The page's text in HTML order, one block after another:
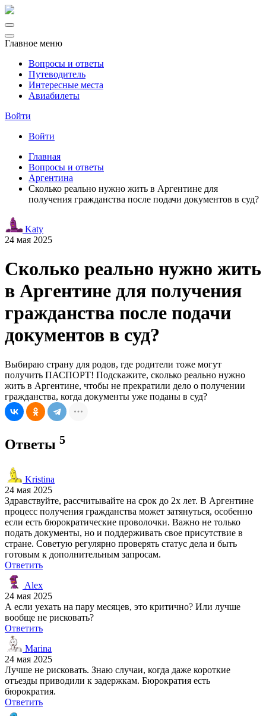
Главное меню
Вопросы и ответы
Путеводитель
Интересные места
Авиабилеты
Войти
Войти
Главная
Вопросы и ответы
Аргентина
Сколько реально нужно жить в Аргентине для
получения гражданства после подачи документов в суд?
Katy
24 мая 2025
Сколько реально нужно жить
в Аргентине для получения
гражданства после подачи
документов в суд?
Выбираю страну для родов, где родители тоже могут
получить ПАСПОРТ! Подскажите, сколько реально нужно
жить в Аргентине, чтобы не прекратили дело о получении
гражданства, когда документы уже поданы в суд?
Ответы 5
Kristina
24 мая 2025
Здравствуйте, рассчитывайте на срок до 2х лет. В Аргентине
процесс получения гражданства может затянуться, особенно
если есть бюрократические проволочки. Важно не только
подать документы, но и поддерживать свое присутствие в
стране. Советую регулярно проверять статус дела и быть
готовым к дополнительным запросам.
Ответить
Alex
24 мая 2025
А если уехать на пару месяцев, это критично? Или лучше
вообще не рисковать?
Ответить
Marina
24 мая 2025
Лучше не рисковать. Знаю случаи, когда даже короткие
отъезды приводили к задержкам. Бюрократия есть
бюрократия.
Ответить